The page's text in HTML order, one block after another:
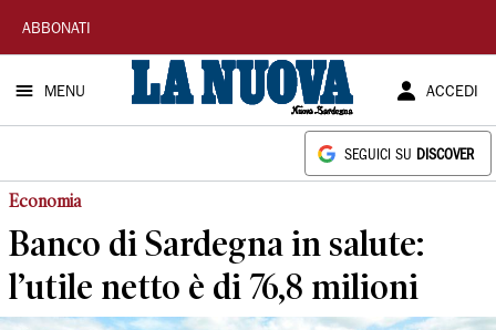
La
Nuova
Sardegna
ABBONATI
MENU ACCEDI
SEGUICI SU DISCOVER
Economia
Banco di Sardegna in salute:
l’utile netto è di 76,8 milioni